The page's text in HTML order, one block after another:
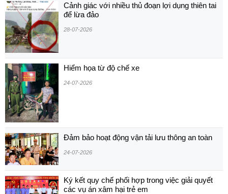
Cảnh giác với nhiều thủ đoạn lợi dụng thiên tai
để lừa đảo
28-07-2026
Hiểm họa từ độ chế xe
24-07-2026
Đảm bảo hoạt động vận tải lưu thông an toàn
24-07-2026
Ký kết quy chế phối hợp trong việc giải quyết
các vụ án xâm hại trẻ em